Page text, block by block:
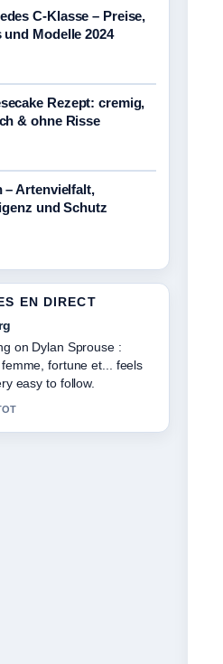
C-Klasse – Preise,
und Modelle 2024
Rezept: cremig,
& ohne Risse
– Artenvielfalt,
und Schutz
EN DIRECT
work around François
devient-il ? Vie.... More
write like this.